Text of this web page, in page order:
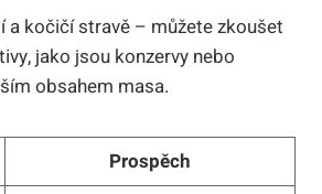
a kočičí stravě – můžete zkoušet
jako jsou konzervy nebo
obsahem masa.
Prospěch